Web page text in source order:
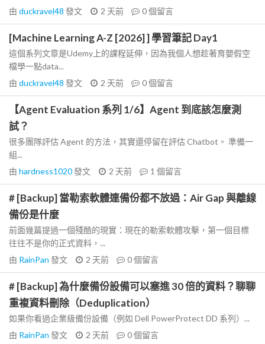
由 duckravel48 發文 2 天前 0個留言
[Machine Learning A-Z [2026] ] 學習筆記 Day1
這個系列文章是Udemy上的課程延伸，因為我個人想趁著育嬰假空
檔學一點data...
由 duckravel48 發文 2 天前 0個留言
【Agent Evaluation 系列 1/6】Agent 到底該怎麼測
試？
很多團隊評估 Agent 的方法，其實還停留在評估 Chatbot。 準備一
組...
由 hardness1020發文 2 天前 1 個留言
# [Backup] 當勒索軟體連備份都不放過：Air Gap 與離線
備份是什麼
前面幾篇提過一個殘酷的現實：現在的勒索軟體攻擊，第一個目標
往往不是你的正式資料，...
由 RainPan 發文 2 天前 0個留言
# [Backup] 為什麼備份設備可以塞進 30 倍的資料？聊聊
重複資料刪除（Deduplication）
如果你看過企業級備份設備（例如 Dell PowerProtect DD 系列）...
由 RainPan 發文 2 天前 0個留言